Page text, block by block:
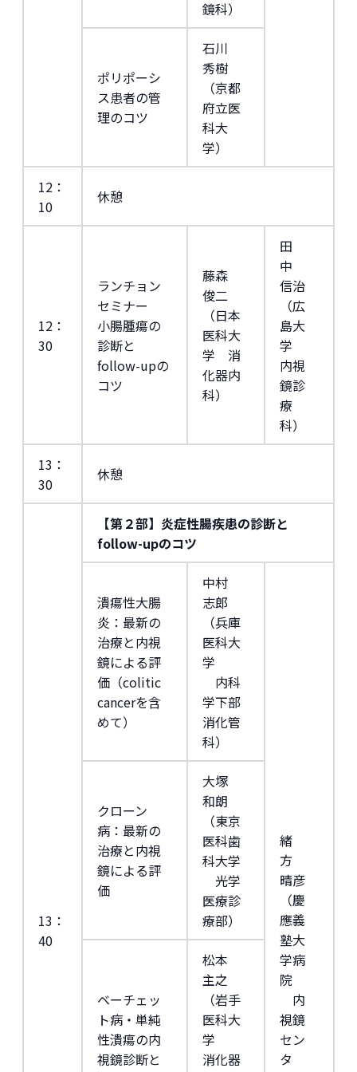
鏡科）
ポリポーシ
ス患者の管
理のコツ
石川
秀樹
（京都
府立医
科大
学）
12：
10
休憩
12：
30
ランチョン
セミナー
小腸腫瘍の
診断と
follow-upの
コツ
藤森
俊二
（日本
医科大
学 消
化器内
科）
田
中
信治
（広
島大
学
内視
鏡診
療
科）
13：
30
休憩
13：
40
【第２部】炎症性腸疾患の診断と
follow-upのコツ
潰瘍性大腸
炎：最新の
治療と内視
鏡による評
価（colitic
cancerを含
めて）
中村
志郎
（兵庫
医科大
学
内科
学下部
消化管
科）
緒
方
晴彦
（慶
應義
塾大
学病
院
内
視鏡
セン
タ
クローン
病：最新の
治療と内視
鏡による評
価
大塚
和朗
（東京
医科歯
科大学
光学
医療診
療部）
ベーチェッ
ト病・単純
性潰瘍の内
視鏡診断と
松本
主之
（岩手
医科大
学
消化器